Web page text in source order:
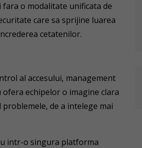
o modalitate unificata de
care sa sprijine luarea
cetatenilor.
al accesului, management
echipelor o imagine clara
de a intelege mai
intr-o singura platforma